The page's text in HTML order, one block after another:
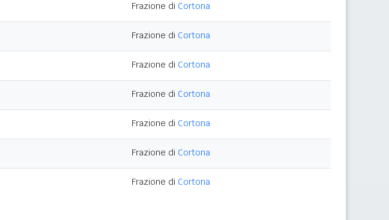
Frazione di Cortona
Frazione di Cortona
Frazione di Cortona
Frazione di Cortona
Frazione di Cortona
Frazione di Cortona
Frazione di Cortona